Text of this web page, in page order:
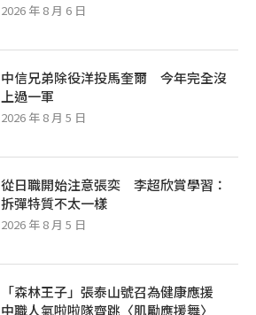
2026 年 8 月 6 日
中信兄弟除役洋投馬奎爾 今年完全沒
上過一軍
2026 年 8 月 5 日
從日職開始注意張奕 李超欣賞學習：
拆彈特質不太一樣
2026 年 8 月 5 日
「森林王子」張泰山號召為健康應援
中職人氣啦啦隊齊跳〈肌勵應援舞〉